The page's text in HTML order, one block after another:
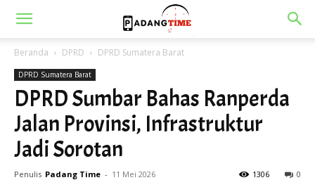
Beranda DPRD DPRD Sumatera Barat
DPRD Sumatera Barat
DPRD Sumbar Bahas Ranperda
Jalan Provinsi, Infrastruktur
Jadi Sorotan
Penulis Padang Time - 11 Mei 2026 0
1306